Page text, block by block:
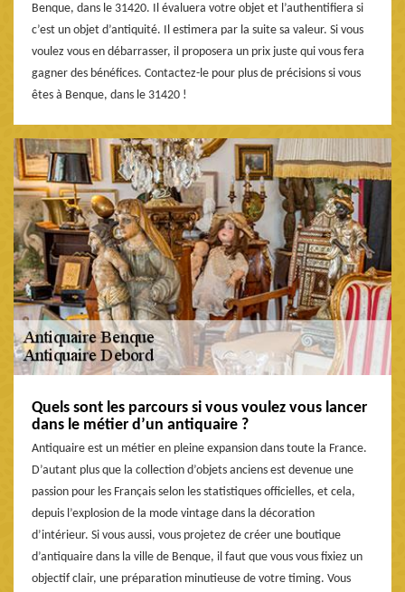
Benque, dans le 31420. Il évaluera votre objet et l’authentifiera si
c’est un objet d’antiquité. Il estimera par la suite sa valeur. Si vous
voulez vous en débarrasser, il proposera un prix juste qui vous fera
gagner des bénéfices. Contactez-le pour plus de précisions si vous
êtes à Benque, dans le 31420 !
Quels sont les parcours si vous voulez vous lancer
dans le métier d’un antiquaire ?
Antiquaire est un métier en pleine expansion dans toute la France.
D’autant plus que la collection d’objets anciens est devenue une
passion pour les Français selon les statistiques officielles, et cela,
depuis l’explosion de la mode vintage dans la décoration
d’intérieur. Si vous aussi, vous projetez de créer une boutique
d’antiquaire dans la ville de Benque, il faut que vous vous fixiez un
objectif clair, une préparation minutieuse de votre timing. Vous